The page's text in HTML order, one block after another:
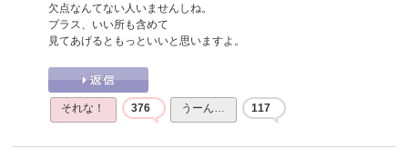
欠点なんてない人いませんしね。
プラス、いい所も含めて
見てあげるともっといいと思いますよ。
それな！ 376 うーん… 117